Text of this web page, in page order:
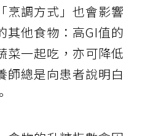
烹調方式」也會影響
其他食物：高GI值的
菜一起吃，亦可降低
師總是向患者說明白